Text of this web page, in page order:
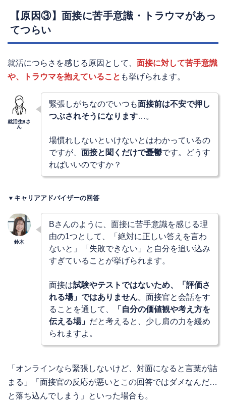
【原因③】面接に苦手意識・トラウマがあっ
てつらい
就活につらさを感じる原因として、 面接に対して苦手意識
や、トラウマを抱えていること も挙げられます。
緊張しがちなのでいつも面接前は不安で押し
つぶされそうになります…。
場慣れしないといけないとはわかっているの
ですが、 面接と聞くだけで憂鬱です。どうす
ればいいのですか？
▼キャリアアドバイザーの回答
Bさんのように、面接に苦手意識を感じる理
由の1つとして、「絶対に正しい答えを言わ
ないと」「失敗できない」と自分を追い込み
すぎていることが挙げられます。
面接は試験やテストではないため、「評価さ
れる場」ではありません。面接官と会話をす
ることを通して、
「自分の価値観や考え方を
伝える場」 だと考えると、少し肩の力を緩め
られますよ。
「オンラインなら緊張しないけど、対面になると言葉が詰
まる」「面接官の反応が悪いとこの回答ではダメなんだ…
と落ち込んでしまう」といった場合も。